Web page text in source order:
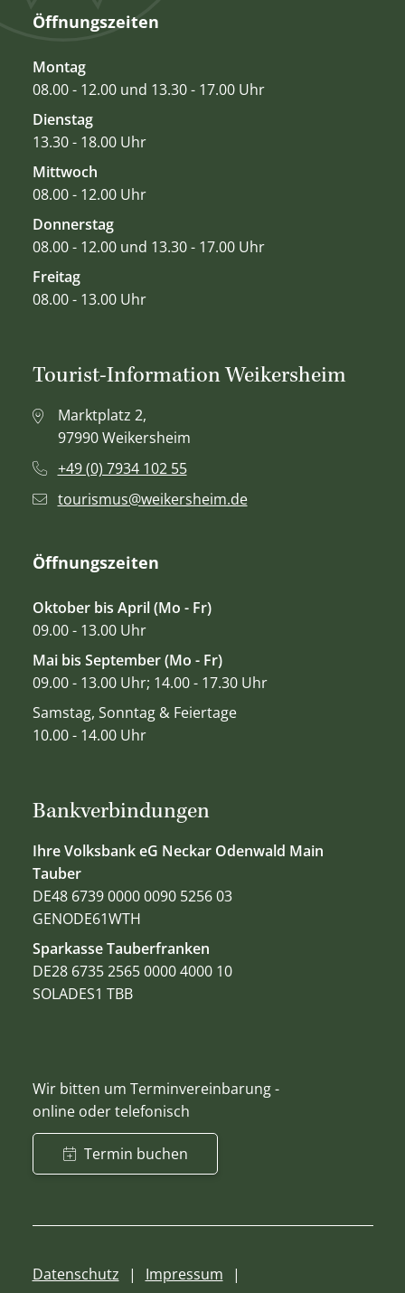
Öffnungszeiten
Montag
08.00 - 12.00 und 13.30 - 17.00 Uhr
Dienstag
13.30 - 18.00 Uhr
Mittwoch
08.00 - 12.00 Uhr
Donnerstag
08.00 - 12.00 und 13.30 - 17.00 Uhr
Freitag
08.00 - 13.00 Uhr
Bankverbindungen
Ihre Volksbank eG Neckar Odenwald Main
Tauber
DE48 6739 0000 0090 5256 03
GENODE61WTH
Sparkasse Tauberfranken
DE28 6735 2565 0000 4000 10
SOLADES1 TBB
Wir bitten um Terminvereinbarung -
online oder telefonisch
Termin buchen
Tourist-Information Weikersheim
Marktplatz 2,
97990 Weikersheim
+49 (0) 7934 102 55
tourismus@weikersheim.de
Öffnungszeiten
Oktober bis April (Mo - Fr)
09.00 - 13.00 Uhr
Mai bis September (Mo - Fr)
09.00 - 13.00 Uhr; 14.00 - 17.30 Uhr
Samstag, Sonntag & Feiertage
10.00 - 14.00 Uhr
Datenschutz Impressum